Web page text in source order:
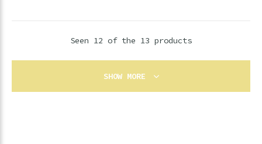
Seen 12 of the 13 products
SHOW MORE